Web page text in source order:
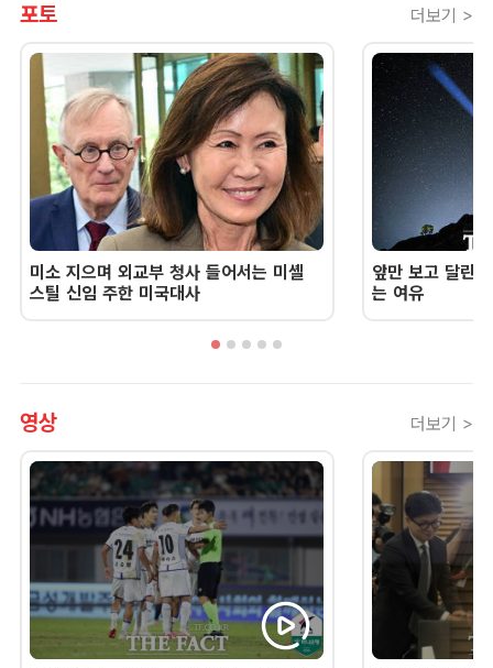
포토 더보기 >
미소 지으며 외교부 청사 들어서는 미셸
스틸 신임 주한 미국대사
앞만 보고 달린
는 여유
영상 더보기 >